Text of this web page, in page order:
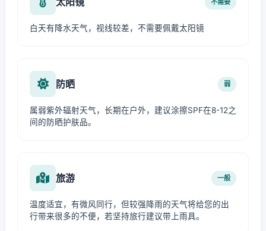
白天有降水天气，视线较差，不需要佩戴太阳镜
防晒 弱
属弱紫外辐射天气，长期在户外，建议涂擦SPF在8-12之
间的防晒护肤品。
旅游 一般
温度适宜，有微风同行，但较强降雨的天气将给您的出
行带来很多的不便，若坚持旅行建议带上雨具。